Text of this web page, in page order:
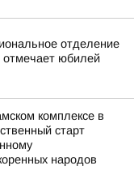
отделение
юбилей
комплексе в
старт
народов